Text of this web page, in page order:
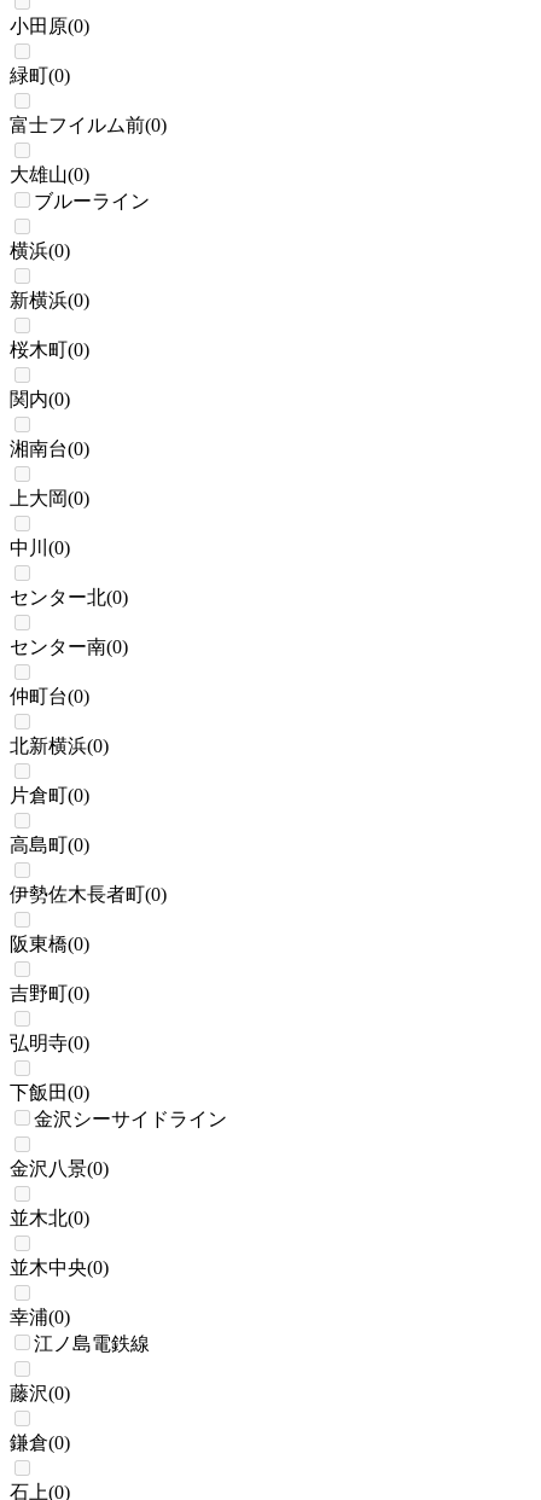
小田原(0)
緑町(0)
富士フイルム前(0)
大雄山(0)
ブルーライン
横浜(0)
新横浜(0)
桜木町(0)
関内(0)
湘南台(0)
上大岡(0)
中川 (0)
センター北(0)
センター南(0)
仲町台(0)
北新横浜(0)
片倉町(0)
高島町(0)
伊勢佐木長者町(0)
阪東橋(0)
吉野町(0)
弘明寺(0)
下飯田(0)
金沢シーサイドライン
金沢八景(0)
並木北(0)
並木中央(0)
幸浦(0)
江ノ島電鉄線
藤沢(0)
鎌倉(0)
石上(0)